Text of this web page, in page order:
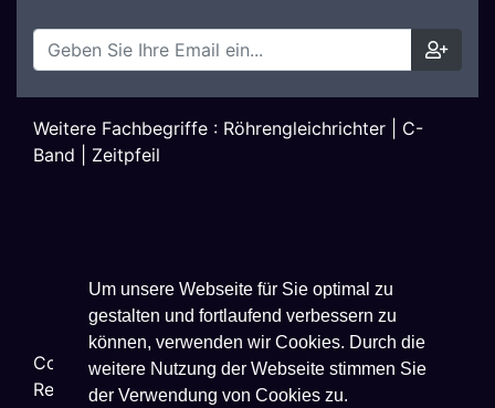
Um unsere Webseite für Sie optimal zu
gestalten und fortlaufend verbessern zu
können, verwenden wir Cookies. Durch die
weitere Nutzung der Webseite stimmen Sie
der Verwendung von Cookies zu.
Weitere Fachbegriffe : Röhrengleichrichter
C-
Band
Zeitpfeil
Copyright © 2026Techniklexikon.net - All Rights
Reserved.